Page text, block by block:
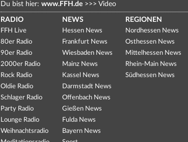
Du bist hier: www.FFH.de >>> Video
RADIO
FFH Live
80er Radio
90er Radio
2000er Radio
Rock Radio
Oldie Radio
Schlager Radio
Party Radio
Lounge Radio
Weihnachtsradio
NEWS
Hessen News
Frankfurt News
Wiesbaden News
Mainz News
Kassel News
Darmstadt News
Offenbach News
Gießen News
Fulda News
Bayern News
REGIONEN
Nordhessen News
Osthessen News
Mittelhessen News
Rhein-Main News
Südhessen News